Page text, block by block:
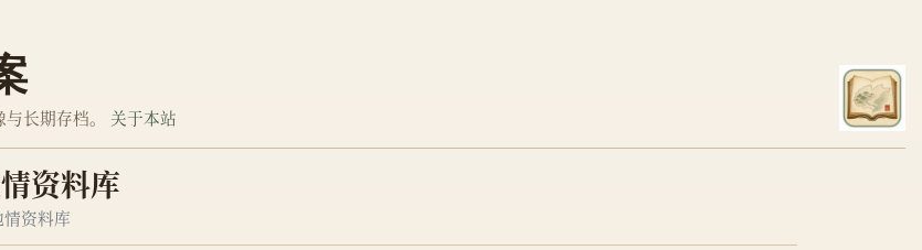
长期存档。 关于本站
资料库
资料库